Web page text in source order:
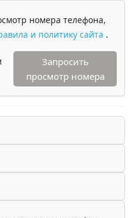
номера телефона,
и политику сайта .
Запросить
просмотр номера